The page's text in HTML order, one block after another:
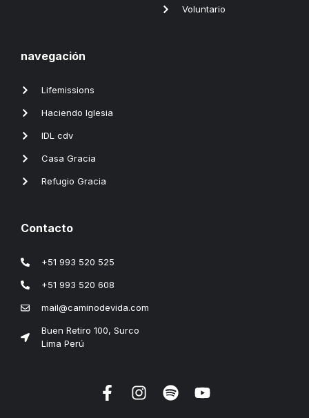
Voluntario
navegación
Lifemissions
Haciendo Iglesia
IDL cdv
Casa Gracia
Refugio Gracia
Contacto
+51 993 520 525
+51 993 520 608
mail@caminodevida.com
Buen Retiro 100, Surco
Lima Perú